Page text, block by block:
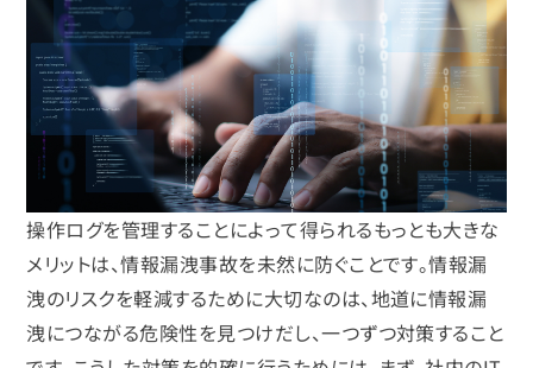
操作ログを管理することによって得られるもっとも大きな
メリットは、情報漏洩事故を未然に防ぐことです。情報漏
洩のリスクを軽減するために大切なのは、地道に情報漏
洩につながる危険性を見つけだし、一つずつ対策すること